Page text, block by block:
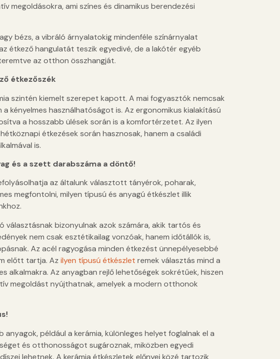
megoldásokra, ami színes és dinamikus berendezési
bézs, a vibráló árnyalatokig mindenféle színárnyalat
étkező hangulatát teszik egyedivé, de a lakótér egyéb
az otthon összhangját.
étkezőszék
szintén kiemelt szerepet kapott. A mai fogyasztók nemcsak
kényelmes használhatóságot is. Az ergonomikus kialakítású
a hosszabb ülések során is a komfortérzetet. Az ilyen
étkezések során hasznosak, hanem a családi
is.
és a szett darabszáma a döntő!
az általunk választott tányérok, poharak,
megfontolni, milyen típusú és anyagú étkészlet illik
választásnak bizonyulnak azok számára, akik tartós és
nem csak esztétikailag vonzóak, hanem időtállók is,
Az acél ragyogása minden étkezést ünnepélyesebbé
előtt tartja. Az ilyen típusú étkészlet remek választás mind a
alkalmakra. Az anyagban rejlő lehetőségek sokrétűek, hiszen
megoldást nyújthatnak, amelyek a modern otthonok
például a kerámia, különleges helyet foglalnak el a
és otthonosságot sugároznak, miközben egyedi
lehetnek. A kerámia étkészletek előnyei közé tartozik